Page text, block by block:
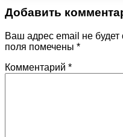
Добавить
Ваш адрес email не будет
поля помечены *
Комментарий *